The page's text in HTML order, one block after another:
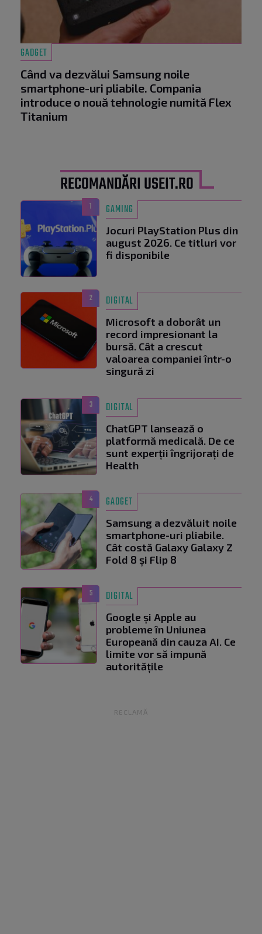
GADGET
Când va dezvălui Samsung noile
smartphone-uri pliabile. Compania
introduce o nouă tehnologie numită Flex
Titanium
RECOMANDĂRI USEIT.RO
1 GAMING
Jocuri PlayStation Plus din
august 2026. Ce titluri vor
fi disponibile
2 DIGITAL
Microsoft a doborât un
record impresionant la
bursă. Cât a crescut
valoarea companiei într-o
singură zi
3 DIGITAL
ChatGPT lansează o
platformă medicală. De ce
sunt experții îngrijorați de
Health
4 GADGET
Samsung a dezvăluit noile
smartphone-uri pliabile.
Cât costă Galaxy Galaxy Z
Fold 8 și Flip 8
5 DIGITAL
Google și Apple au
probleme în Uniunea
Europeană din cauza AI. Ce
limite vor să impună
autoritățile
RECLAMĂ